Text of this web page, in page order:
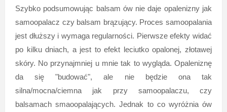
Szybko podsumowując balsam ów nie daje opalenizny jak
samoopalacz czy balsam brązujący. Proces samoopalania
jest dłuższy i wymaga regularności. Pierwsze efekty widać
po kilku dniach, a jest to efekt leciutko opalonej, złotawej
skóry. No przynajmniej u mnie tak to wygląda. Opaleniznę
da się "budować", ale nie będzie ona tak
silna/mocna/ciemna jak przy samoopalaczu, czy
balsamach smaoopalających. Jednak to co wyróżnia ów